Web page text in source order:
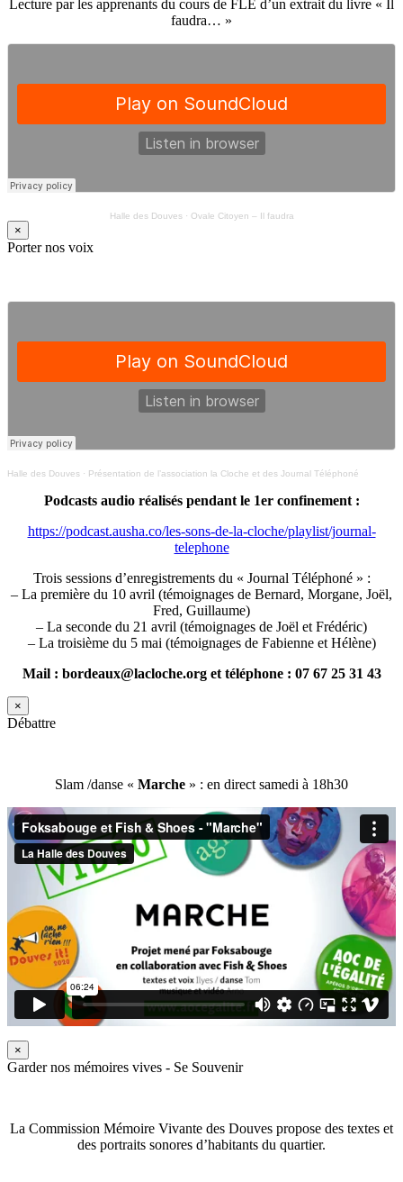
Lecture par les apprenants du cours de FLE d’un extrait du livre « Il
faudra… »
Halle des Douves· Ovale Citoyen – Il faudra
×
Porter nos voix
Halle des Douves · Présentation de l’association la Cloche et des Journal Téléphoné
Podcasts audio réalisés pendant le 1er confinement :
https://podcast.ausha.co/les-sons-de-la-cloche/playlist/journal-
telephone
Trois sessions d’enregistrements du « Journal Téléphoné » :
– La première du 10 avril (témoignages de Bernard, Morgane, Joël,
Fred, Guillaume)
– La seconde du 21 avril (témoignages de Joël et Frédéric)
– La troisième du 5 mai (témoignages de Fabienne et Hélène)
Mail : bordeaux@lacloche.org et téléphone : 07 67 25 31 43
×
Débattre
Slam /danse « Marche » : en direct samedi à 18h30
×
Garder nos mémoires vives - Se Souvenir
La Commission Mémoire Vivante des Douves propose des textes et
des portraits sonores d’habitants du quartier.